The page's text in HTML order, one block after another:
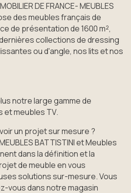
DE FRANCE- MEUBLES
des meubles français de
de présentation de 1600 m²,
collections de dressing
ou d'angle, nos lits et nos
notre large gamme de
et meubles TV.
un projet sur mesure ?
BATTISTINI et Meubles
dans la définition et la
de meuble en vous
solutions sur-mesure. Vous
vous dans notre magasin